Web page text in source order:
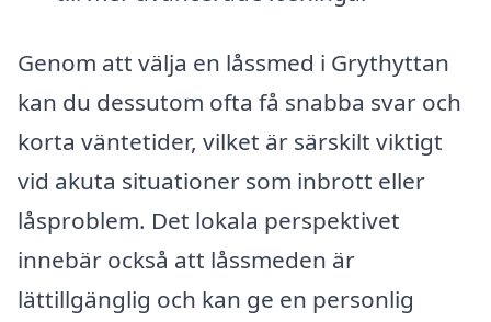
Genom att välja en låssmed i Grythyttan
kan du dessutom ofta få snabba svar och
korta väntetider, vilket är särskilt viktigt
vid akuta situationer som inbrott eller
låsproblem. Det lokala perspektivet
innebär också att låssmeden är
lättillgänglig och kan ge en personlig